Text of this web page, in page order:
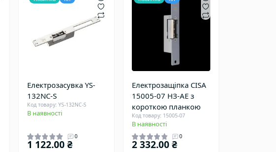
Електрозасувка YS-
132NC-S
Код товару: YS-132NC-S
В наявності
0
1 122.00 ₴
Електрозащіпка CISA
15005-07 НЗ-AЕ з
короткою планкою
Код товару: 15005-07
В наявності
0
2 332.00 ₴